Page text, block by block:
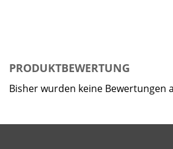
PRODUKTBEWERTUNG
Bisher wurden keine Bewertungen